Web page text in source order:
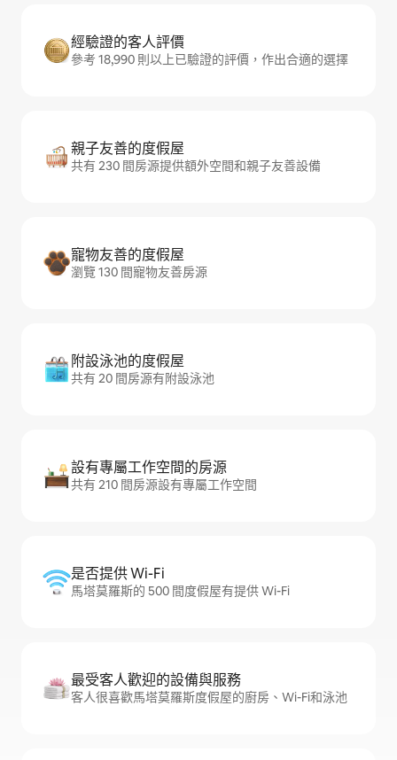
經驗證的客人評價
參考 18,990 則以上已驗證的評價，作出合適的選擇
親子友善的度假屋
共有 230 間房源提供額外空間和親子友善設備
寵物友善的度假屋
瀏覽 130 間寵物友善房源
附設泳池的度假屋
共有 20 間房源有附設泳池
設有專屬工作空間的房源
共有 210 間房源設有專屬工作空間
是否提供 Wi-Fi
馬塔莫羅斯的 500 間度假屋有提供 Wi-Fi
最受客人歡迎的設備與服務
客人很喜歡馬塔莫羅斯度假屋的廚房、Wi-Fi和泳池